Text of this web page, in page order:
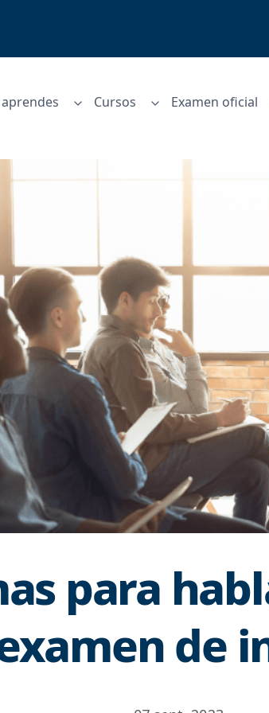
Cursos Examen oficial
para
de